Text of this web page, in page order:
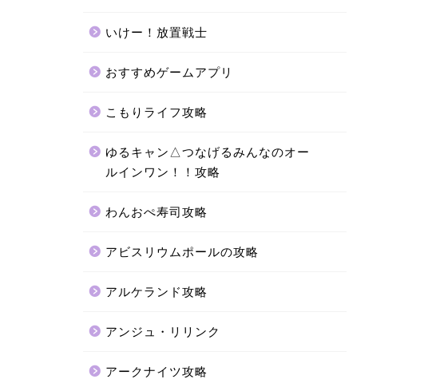
いけー！放置戦士
おすすめゲームアプリ
こもりライフ攻略
ゆるキャン△つなげるみんなのオー
ルインワン！！攻略
わんおぺ寿司攻略
アビスリウムポールの攻略
アルケランド攻略
アンジュ・リリンク
アークナイツ攻略